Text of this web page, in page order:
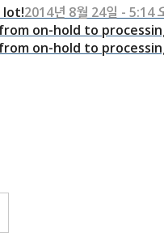
lot!2014년 8월 24일 - 5:14
on-hold to
on-hold to